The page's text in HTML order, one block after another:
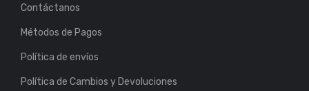
Contáctanos
Métodos de Pagos
Política de envíos
Política de Cambios y Devoluciones